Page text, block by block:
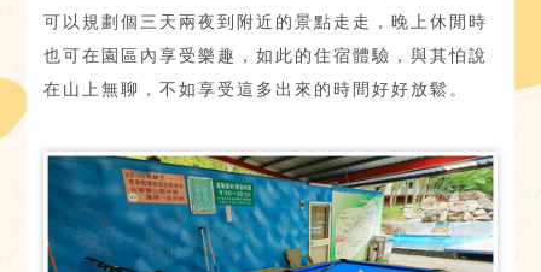
可以規劃個三天兩夜到附近的景點走走，晚上休閒時
也可在園區內享受樂趣，如此的住宿體驗，與其怕說
在山上無聊，不如享受這多出來的時間好好放鬆。